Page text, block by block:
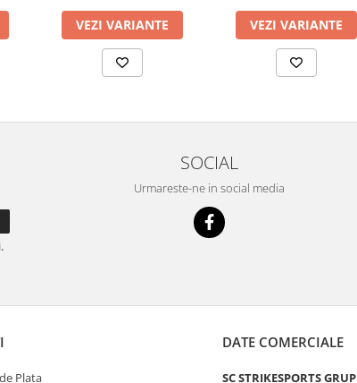
VEZI VARIANTE VEZI VARIANTE
SOCIAL
Urmareste-ne in social media
Plata
DATE COMERCIALE
SC STRIKESPORTS GRUP